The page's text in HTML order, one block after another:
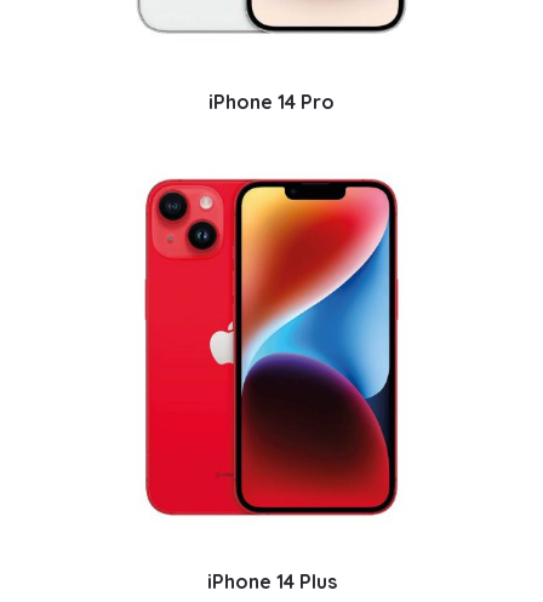
iPhone 14 Pro
iPhone 14 Plus